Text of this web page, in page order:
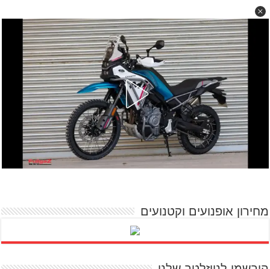
מחירון אופנועים וקטנועים